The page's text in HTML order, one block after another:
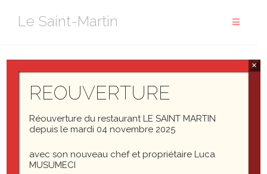
Le Saint-Martin
Level 3a
REOUVERTURE
Réouverture du restaurant LE SAINT MARTIN
depuis le mardi 04 novembre 2025
avec son nouveau chef et propriétaire Luca
MUSUMECI
×